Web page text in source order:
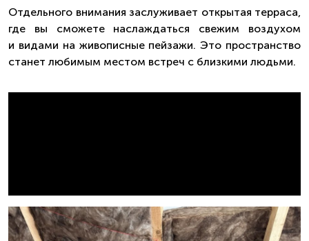
Отдельного внимания заслуживает открытая терраса,
где вы сможете наслаждаться свежим воздухом
и видами на живописные пейзажи. Это пространство
станет любимым местом встреч с близкими людьми.